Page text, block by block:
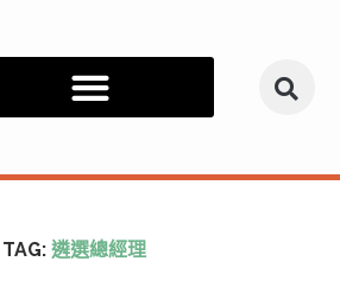
TAG: 遴選總經理